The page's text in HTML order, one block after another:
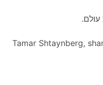
Tamar Shtaynberg,